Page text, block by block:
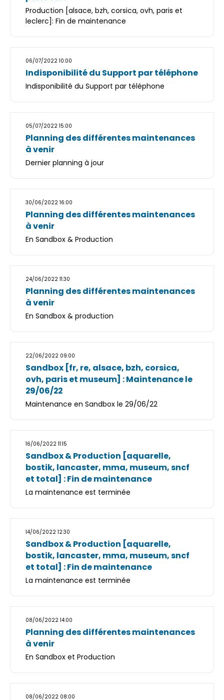
Production [alsace, bzh, corsica, ovh, paris et
leclerc]: Fin de maintenance
06/07/2022 10:00
Indisponibilité du Support par téléphone
Indisponibilité du Support par téléphone
05/07/2022 15:00
Planning des différentes maintenances
à venir
Dernier planning à jour
30/06/2022 16:00
Planning des différentes maintenances
à venir
En Sandbox & Production
24/06/2022 11:30
Planning des différentes maintenances
à venir
En Sandbox & production
22/06/2022 09:00
Sandbox [fr, re, alsace, bzh, corsica,
ovh, paris et museum] : Maintenance le
29/06/22
Maintenance en Sandbox le 29/06/22
16/06/2022 11:15
Sandbox & Production [aquarelle,
bostik, lancaster, mma, museum, sncf
et total] : Fin de maintenance
La maintenance est terminée
14/06/2022 12:30
Sandbox & Production [aquarelle,
bostik, lancaster, mma, museum, sncf
et total] : Fin de maintenance
La maintenance est terminée
08/06/2022 14:00
Planning des différentes maintenances
à venir
En Sandbox et Production
08/06/2022 08:00